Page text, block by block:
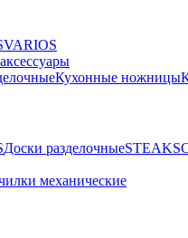
VARIOS
Кухонные ножницы
Доски разделочныеSTEAK
механические